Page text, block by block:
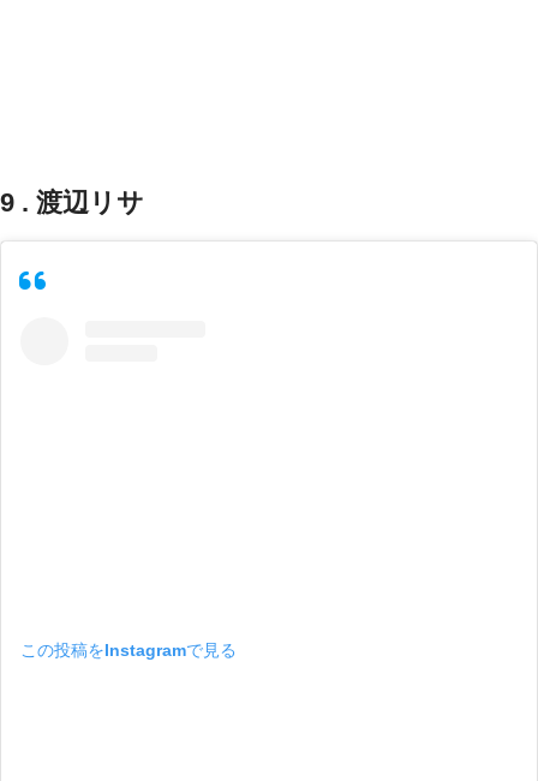
9 . 渡辺リサ
この投稿をInstagramで見る